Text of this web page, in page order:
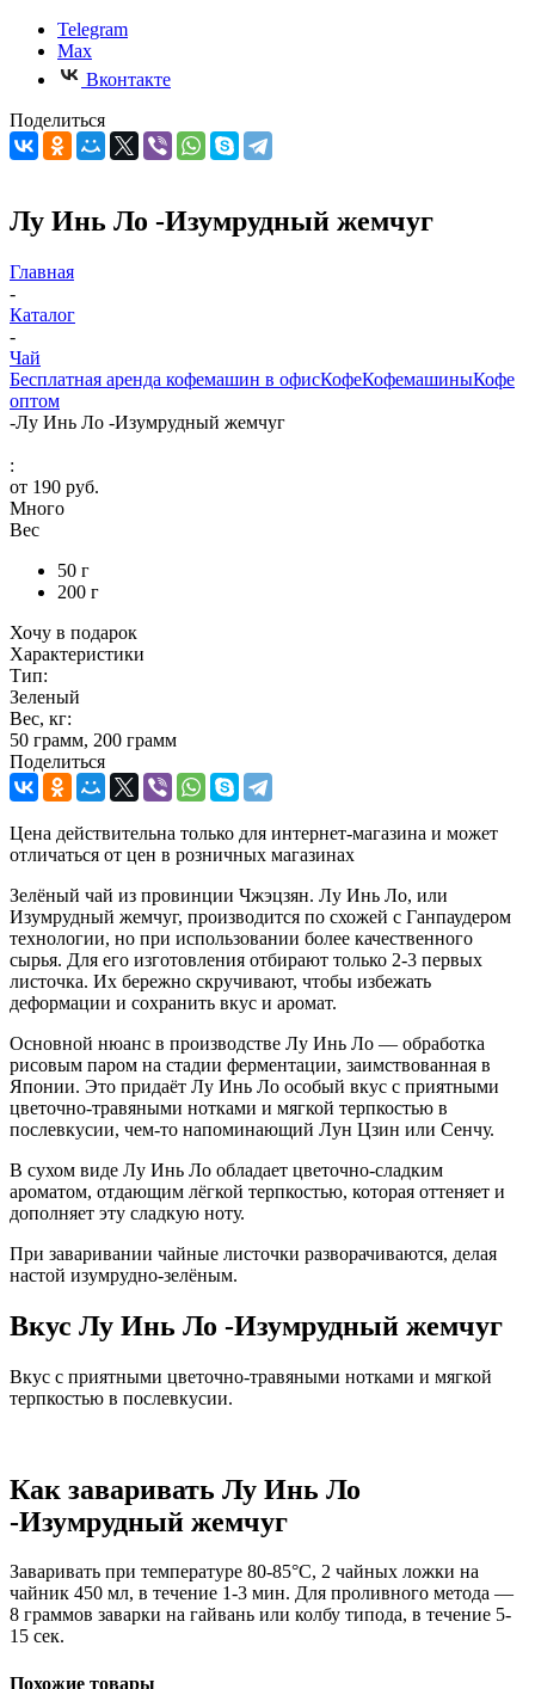
Telegram
Max
Вконтакте
Поделиться
Лу Инь Ло -Изумрудный жемчуг
Главная
-
Каталог
-
Чай
Бесплатная аренда кофемашин в офисКофеКофемашиныКофе
оптом
-Лу Инь Ло -Изумрудный жемчуг
:
от 190 руб.
Много
Вес
50 г
200 г
Хочу в подарок
Характеристики
Тип:
Зеленый
Вес, кг:
50 грамм, 200 грамм
Поделиться
Цена действительна только для интернет-магазина и может
отличаться от цен в розничных магазинах
Зелёный чай из провинции Чжэцзян. Лу Инь Ло, или
Изумрудный жемчуг, производится по схожей с Ганпаудером
технологии, но при использовании более качественного
сырья. Для его изготовления отбирают только 2-3 первых
листочка. Их бережно скручивают, чтобы избежать
деформации и сохранить вкус и аромат.
Основной нюанс в производстве Лу Инь Ло — обработка
рисовым паром на стадии ферментации, заимствованная в
Японии. Это придаёт Лу Инь Ло особый вкус с приятными
цветочно-травяными нотками и мягкой терпкостью в
послевкусии, чем-то напоминающий Лун Цзин или Сенчу.
В сухом виде Лу Инь Ло обладает цветочно-сладким
ароматом, отдающим лёгкой терпкостью, которая оттеняет и
дополняет эту сладкую ноту.
При заваривании чайные листочки разворачиваются, делая
настой изумрудно-зелёным.
Вкус Лу Инь Ло -Изумрудный жемчуг
Вкус с приятными цветочно-травяными нотками и мягкой
терпкостью в послевкусии.
Как заваривать Лу Инь Ло
-Изумрудный жемчуг
Заваривать при температуре 80-85°C, 2 чайных ложки на
чайник 450 мл, в течение 1-3 мин. Для проливного метода —
8 граммов заварки на гайвань или колбу типода, в течение 5-
15 сек.
Похожие товары